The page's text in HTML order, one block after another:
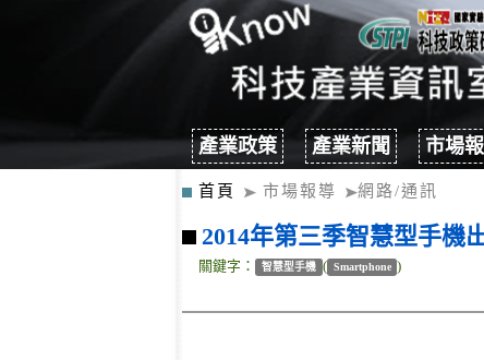
產業政策 產業新聞 市場
首頁 市場報導 網路/通訊
2014年第三季智慧型手機
關鍵字： 智慧型手機 ( Smartphone )